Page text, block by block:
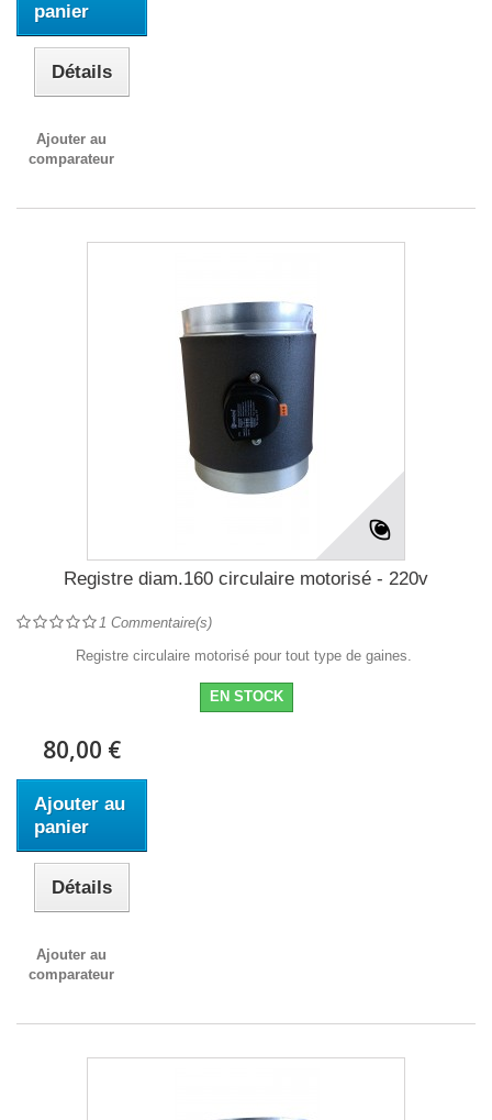
panier
Détails
Ajouter au
comparateur
Registre diam.160 circulaire motorisé - 220v
1 Commentaire(s)
Registre circulaire motorisé pour tout type de gaines.
EN STOCK
80,00 €
Ajouter au
panier
Détails
Ajouter au
comparateur